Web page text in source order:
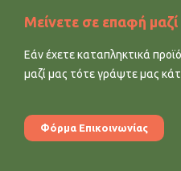
Μείνετε σε επαφή μαζί
Εάν έχετε καταπληκτικά
μαζί μας τότε γράψτε μας
Φόρμα Επικοινωνίας